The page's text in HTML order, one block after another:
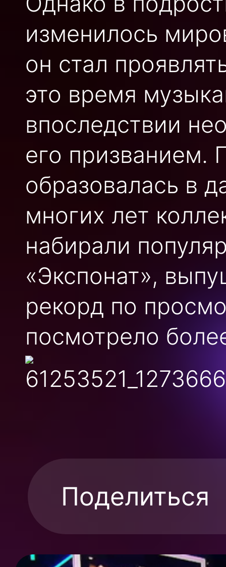
изменилось
он стал
это время
впоследствии
его призванием.
образовалась в
многих лет
набирали
«Экспонат»,
рекорд по
посмотрело
Поделиться